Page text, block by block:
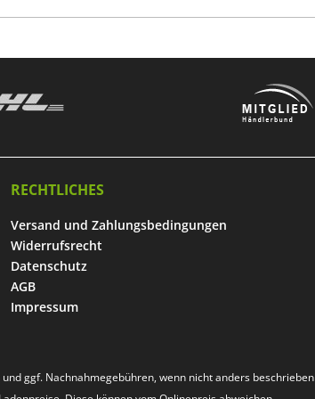
RECHTLICHES
Versand und Zahlungsbedingungen
Widerrufsrecht
Datenschutz
AGB
Impressum
und ggf. Nachnahmegebühren, wenn nicht anders beschrieben